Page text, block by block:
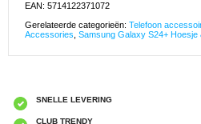
EAN: 5714122371072
Gerelateerde categorieën: Telefoon
Accessories Samsung Galaxy S24+ Hoesje
SNELLE LEVERING
CLUB TRENDY